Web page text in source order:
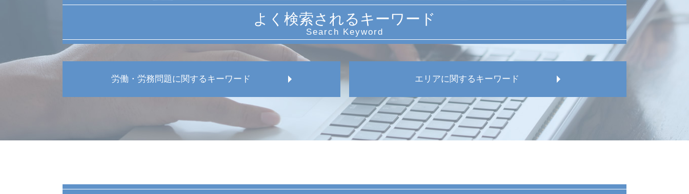
よく検索されるキーワード
労働・労務問題に関するキーワード
メンタルヘルス ストレス 問題点
普通解雇 賠償金
エリアに関するキーワード
名古屋市 セクハラ訴訟
名古屋市 労働者 対応
愛知県 安全管理義務違反
名古屋市 労働審判